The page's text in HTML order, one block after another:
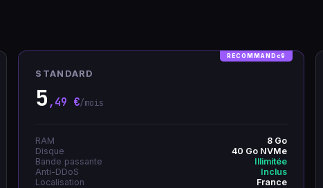
STANDARD
5 ,49 €/mois
RAM
8 Go
Disque
40 Go NVMe
Bande passante
Illimitée
Anti-DDoS
Inclus
Localisation
France